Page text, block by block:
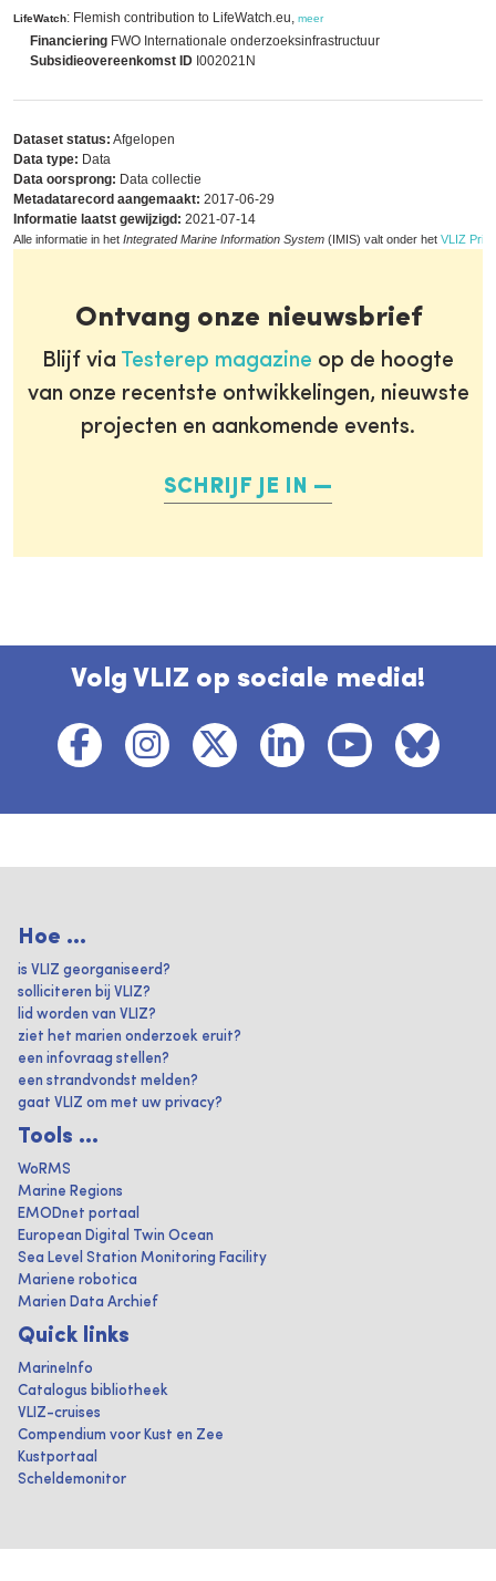
LifeWatch: Flemish contribution to LifeWatch.eu, meer
Financiering FWO Internationale onderzoeksinfrastructuur
Subsidieovereenkomst ID I002021N
Dataset status: Afgelopen
Data type: Data
Data oorsprong: Data collectie
Metadatarecord aangemaakt: 2017-06-29
Informatie laatst gewijzigd: 2021-07-14
Alle informatie in het Integrated Marine Information System (IMIS) valt onder het VLIZ
Ontvang onze nieuwsbrief
Blijf via Testerep magazine op de hoogte
van onze recentste ontwikkelingen, nieuwste
projecten en aankomende events.
SCHRIJF JE IN
Volg VLIZ op sociale media!
Hoe ...
is VLIZ georganiseerd?
solliciteren bij VLIZ?
lid worden van VLIZ?
ziet het marien onderzoek eruit?
een infovraag stellen?
een strandvondst melden?
gaat VLIZ om met uw privacy?
Tools ...
WoRMS
Marine Regions
EMODnet portaal
European Digital Twin Ocean
Sea Level Station Monitoring Facility
Mariene robotica
Marien Data Archief
Quick links
MarineInfo
Catalogus bibliotheek
VLIZ-cruises
Compendium voor Kust en Zee
Kustportaal
Scheldemonitor